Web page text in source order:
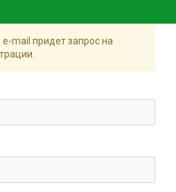
mail придет запрос на